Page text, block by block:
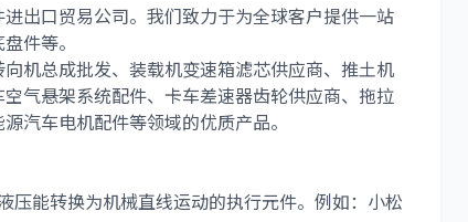
进出口贸易公司。我们致力于为全球客户提供一站
件等。
机总成批发、 装载机变速箱滤芯供应商、 推土机
空气悬架系统配件、 卡车差速器齿轮供应商、 拖拉
源汽车电机配件等领域的优质产品。
压能转换为机械直线运动的执行元件。例如： 小松